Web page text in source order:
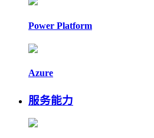
Power Platform
Azure
服务能力